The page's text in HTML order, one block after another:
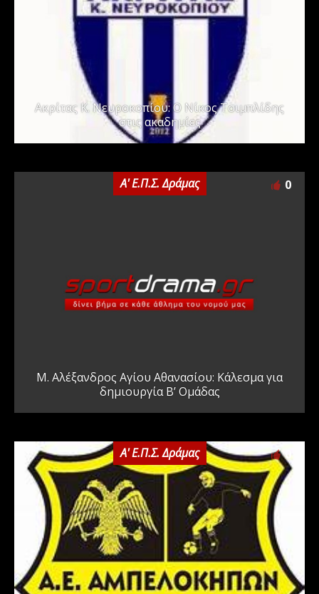
Ακρίτας Κ. Νευροκοπίου: Ο Νίκος Τσιμπλίδης
στις ακαδημίες
Α' Ε.Π.Σ. Δράμας 0
Μ. Αλέξανδρος Αγίου Αθανασίου: Κάλεσμα για
δημιουργία Β’ Ομάδας
Α' Ε.Π.Σ. Δράμας 0